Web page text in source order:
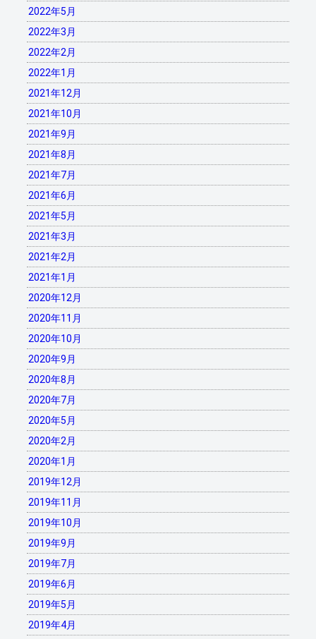
2022年5月
2022年3月
2022年2月
2022年1月
2021年12月
2021年10月
2021年9月
2021年8月
2021年7月
2021年6月
2021年5月
2021年3月
2021年2月
2021年1月
2020年12月
2020年11月
2020年10月
2020年9月
2020年8月
2020年7月
2020年5月
2020年2月
2020年1月
2019年12月
2019年11月
2019年10月
2019年9月
2019年7月
2019年6月
2019年5月
2019年4月